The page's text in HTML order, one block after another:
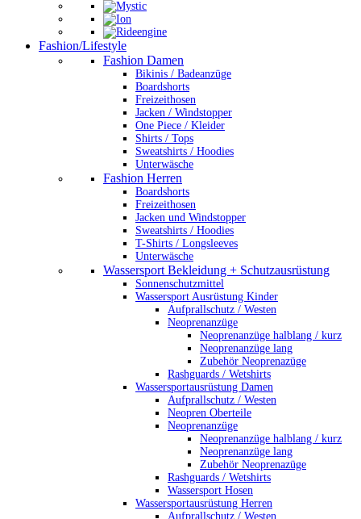
Fashion/Lifestyle
Fashion Damen
Bikinis / Badeanzüge
Boardshorts
Freizeithosen
Jacken / Windstopper
One Piece / Kleider
Shirts / Tops
Sweatshirts / Hoodies
Unterwäsche
Fashion Herren
Boardshorts
Freizeithosen
Jacken und Windstopper
Sweatshirts / Hoodies
T-Shirts / Longsleeves
Unterwäsche
Wassersport Bekleidung + Schutzausrüstung
Sonnenschutzmittel
Wassersport Ausrüstung Kinder
Aufprallschutz / Westen
Neoprenanzüge
Neoprenanzüge halblang / kurz
Neoprenanzüge lang
Zubehör Neoprenazüge
Rashguards / Wetshirts
Wassersportausrüstung Damen
Aufprallschutz / Westen
Neopren Oberteile
Neoprenanzüge
Neoprenanzüge halblang / kurz
Neoprenanzüge lang
Zubehör Neoprenazüge
Rashguards / Wetshirts
Wassersport Hosen
Wassersportausrüstung Herren
Aufprallschutz / Westen